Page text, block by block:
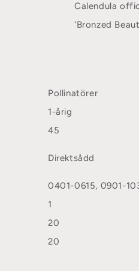
Calendula
'Bronzed
Pollinatörer
1-årig
45
Direktsådd
0401-0615, 0901-
1
20
20